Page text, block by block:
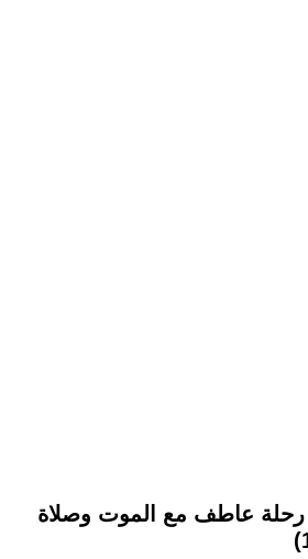
عاطف مع الموت وصلاة